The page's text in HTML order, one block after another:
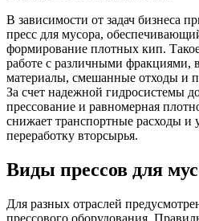
В зависимости от задач бизнеса
пресс для мусора,
формирование плотных кип.
работе с различными фракциями,
материалы, смешанные отходы и
За счет надежной гидросистемы
прессование и равномерная
снижает транспортные расходы
переработку вторсырья.
Виды прессов для
Для разных отраслей
прессового оборудования.